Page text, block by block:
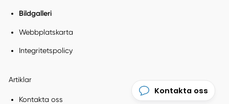
Bildgalleri
Webbplatskarta
Integritetspolicy
Artiklar
Kontakta oss
Kontakta oss